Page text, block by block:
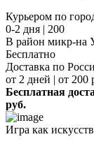
Курьером по
0-2 дня | 200
В район микр-на
Бесплатно
Доставка по
от 2 дней | от 200
Бесплатная
руб.
Игра как